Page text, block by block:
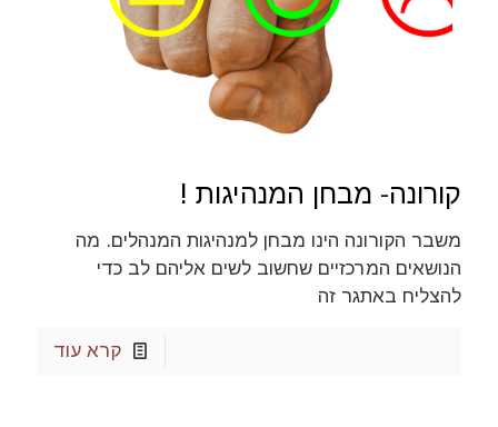
קורונה- מבחן המנהיגות !
משבר הקורונה הינו מבחן למנהיגות המנהלים. מה
הנושאים המרכזיים שחשוב לשים אליהם לב כדי
להצליח באתגר זה
קרא עוד